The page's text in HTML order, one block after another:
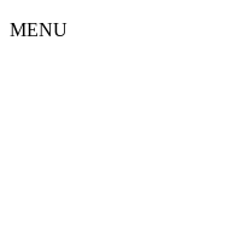
MENU